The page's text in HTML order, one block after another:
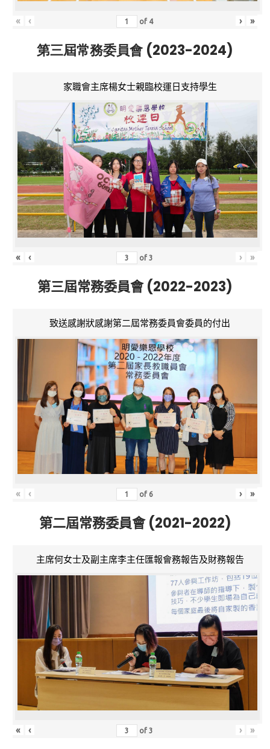
« ‹ of 4 › »
第三屆常務委員會 (2023-2024)
家職會主席楊女士親臨校運日支持學生
« ‹ of3 › »
第三屆常務委員會 (2022-2023)
致送感謝狀感謝第二屆常務委員會委員的付出
« ‹ of 6 › »
第二屆常務委員會 (2021-2022)
主席何女士及副主席李主任匯報會務報告及財務報告
« ‹ of3 › »